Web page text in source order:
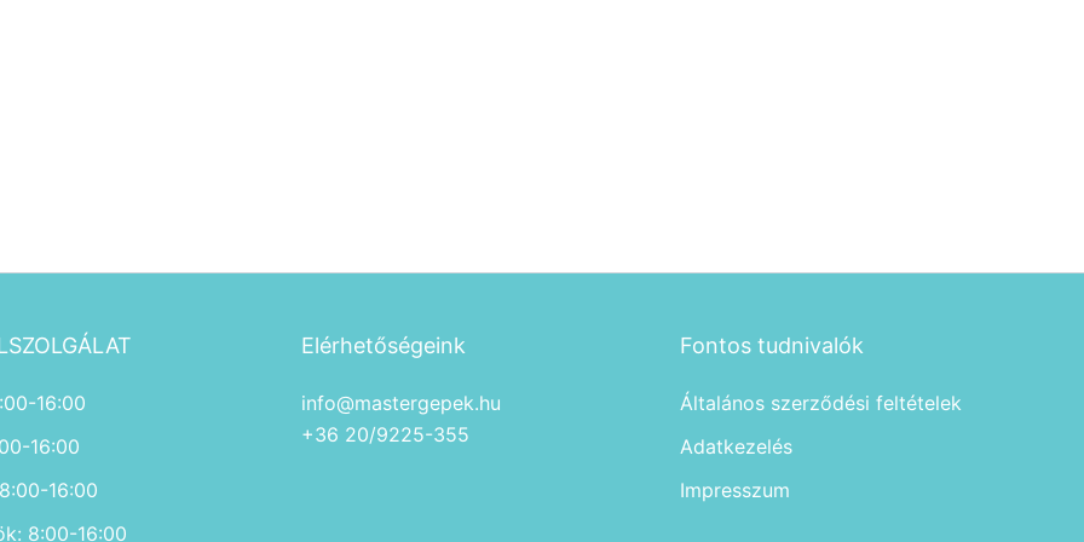
16:00
16:00
16:00
8:00-16:00
Elérhetőségeink
info@mastergepek.hu
+36 20/9225-355
Fontos tudnivalók
Általános szerződési feltételek
Adatkezelés
Impresszum